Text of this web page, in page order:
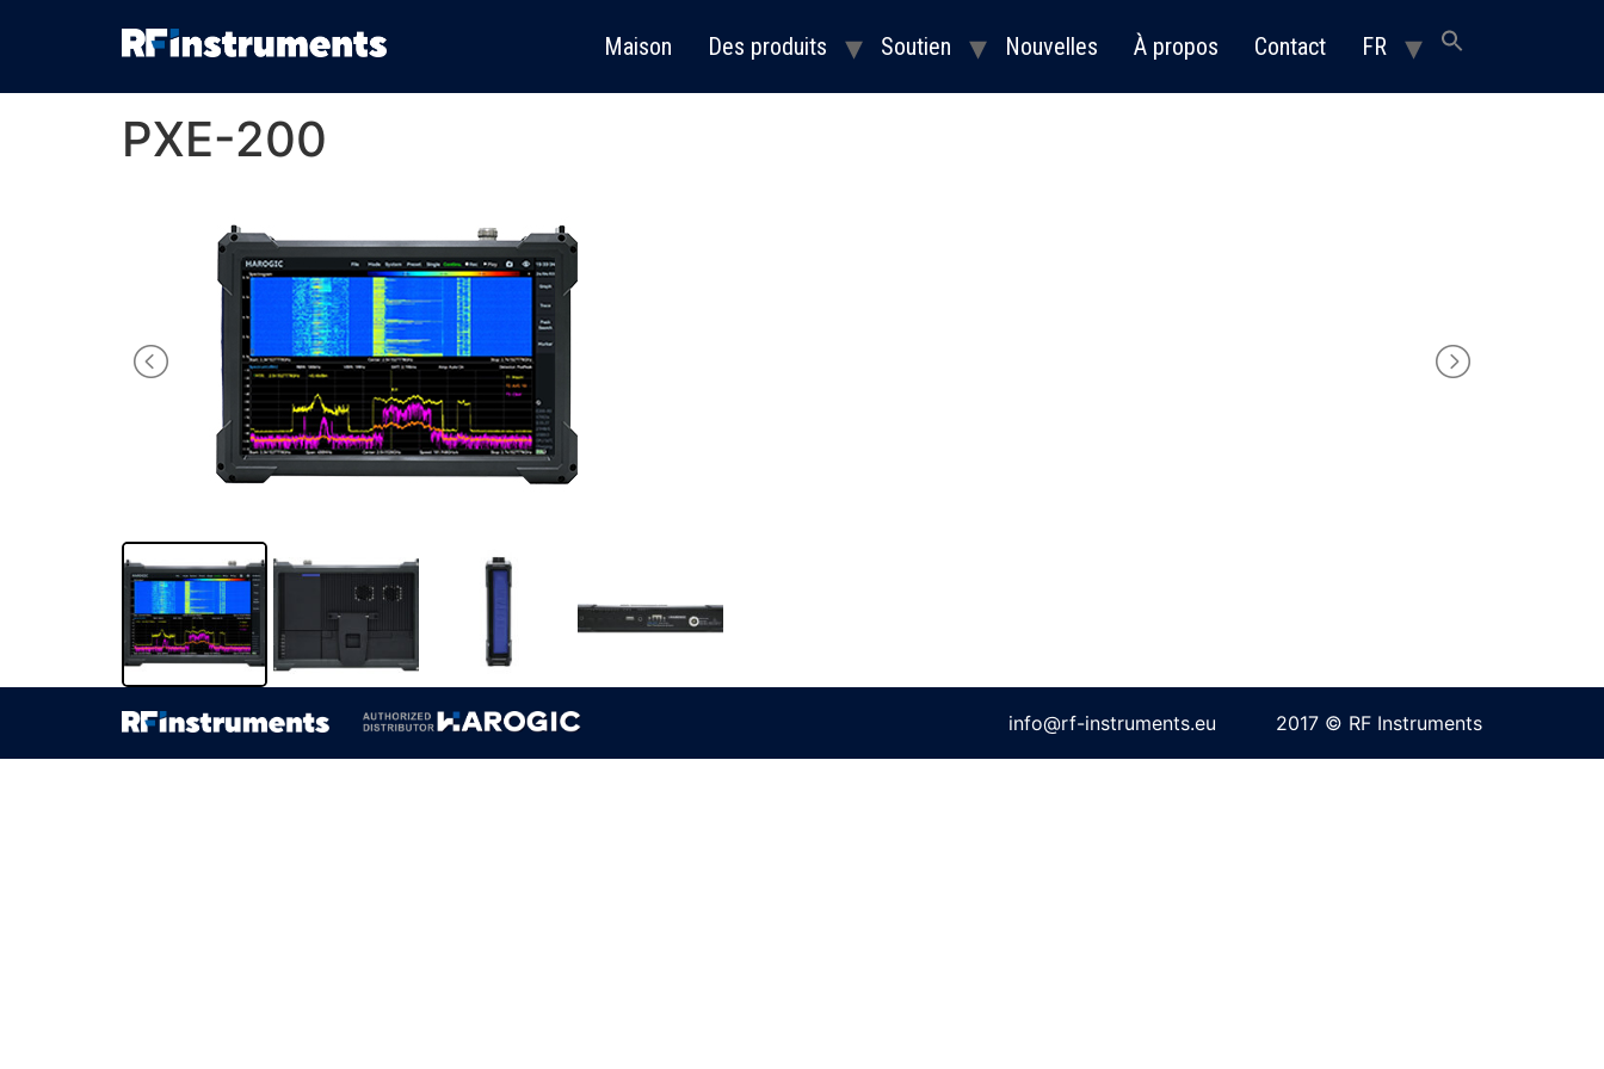
Maison Des produits Soutien Nouvelles À propos Contact FR
PXE-200
info@rf-instruments.eu 2017 © RF Instruments